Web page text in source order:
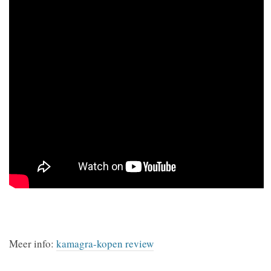
Meer info: kamagra-kopen review